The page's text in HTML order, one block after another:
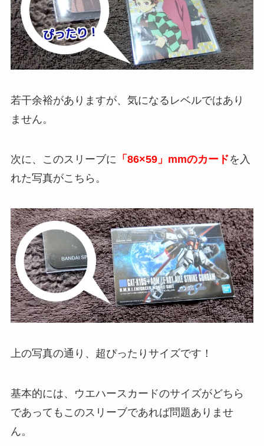
若干余裕がありますが、気になるレベルではあり
ません。
次に、このスリーブに 「86×59」mmのカードを入
れた写真がこちら。
上の写真の通り、超ぴったりサイズです！
基本的には、ウエハースカードのサイズがどちら
であってもこのスリーブであれば問題ありませ
ん。